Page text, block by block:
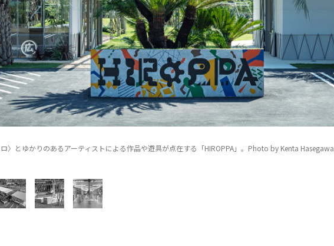
ロ〉とゆかりのあるアーティストによる作品や遊具が点在する「HIROPPA」。Photo by Kenta Hasegawa